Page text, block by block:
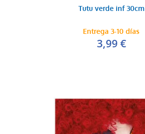
Tutu verde inf 30cm
Entrega 3-10 días
3,99 €